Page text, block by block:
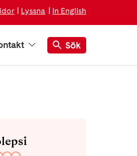
Lyssna In English
Sök